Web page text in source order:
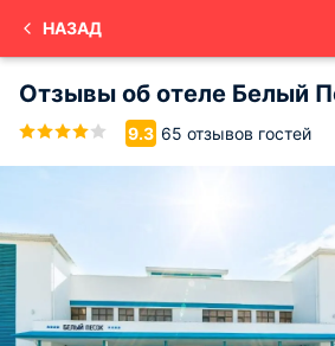
НАЗАД
Отзывы об отеле Белый
9.3 65 отзывов гостей